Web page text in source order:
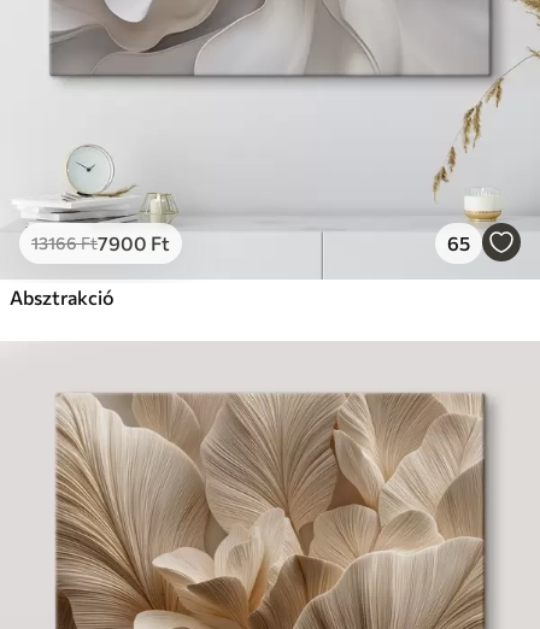
13166Ft7900 Ft 65
Absztrakció